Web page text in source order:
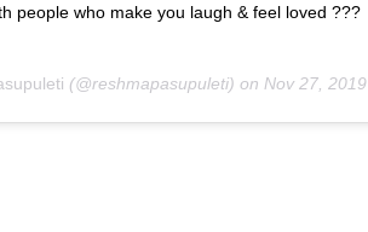
people who make you laugh & feel loved ???
(@reshmapasupuleti) on Nov 27, 2019 at 9:49am PST